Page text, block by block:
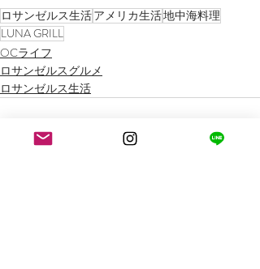
ロサンゼルス生活アメリカ生活地中海料理
LUNA GRILL
OCライフ
ロサンゼルスグルメ
ロサンゼルス生活